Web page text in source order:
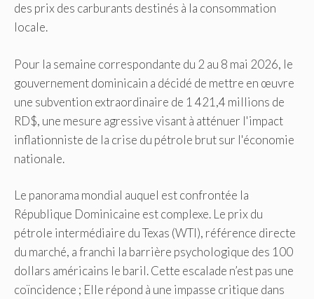
des prix des carburants destinés à la consommation
locale.
Pour la semaine correspondante du 2 au 8 mai 2026, le
gouvernement dominicain a décidé de mettre en œuvre
une subvention extraordinaire de 1 421,4 millions de
RD$, une mesure agressive visant à atténuer l'impact
inflationniste de la crise du pétrole brut sur l'économie
nationale.
Le panorama mondial auquel est confrontée la
République Dominicaine est complexe. Le prix du
pétrole intermédiaire du Texas (WTI), référence directe
du marché, a franchi la barrière psychologique des 100
dollars américains le baril. Cette escalade n’est pas une
coïncidence ; Elle répond à une impasse critique dans